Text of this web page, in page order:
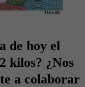
de hoy el
kilos? ¿Nos
a colaborar